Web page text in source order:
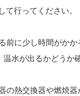
て行ってください。
に少し時間がかか
水が出るかどうか
熱交換器や燃焼